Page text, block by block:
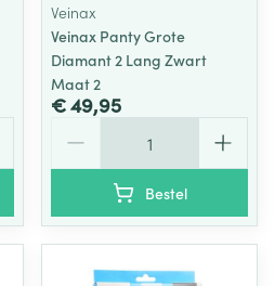
Veinax
Veinax Panty Grote
Diamant 2 Lang Zwart
Maat 2
€ 49,95
Bestel